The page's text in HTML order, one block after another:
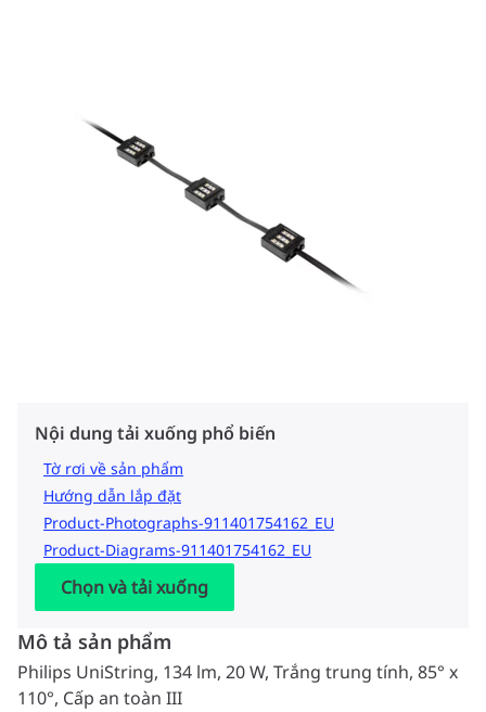
Nội dung tải xuống phổ biến
Tờ rơi về sản phẩm
Hướng dẫn lắp đặt
Product-Photographs-911401754162_EU
Product-Diagrams-911401754162_EU
Chọn và tải xuống
Mô tả sản phẩm
Philips UniString, 134 lm, 20 W, Trắng trung tính, 85° x
110°, Cấp an toàn III